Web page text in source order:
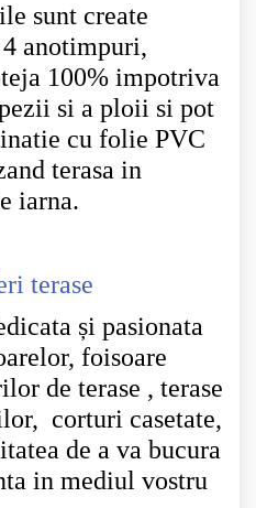
sunt create
anotimpuri,
100% impotriva
si a ploii si pot
cu folie PVC
terasa in
iarna.
terase
și pasionata
foisoare
de terase , terase
corturi casetate,
de a va bucura
in mediul vostru